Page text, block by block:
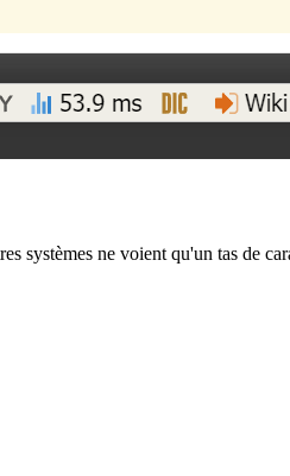
systèmes ne voient qu'un tas de